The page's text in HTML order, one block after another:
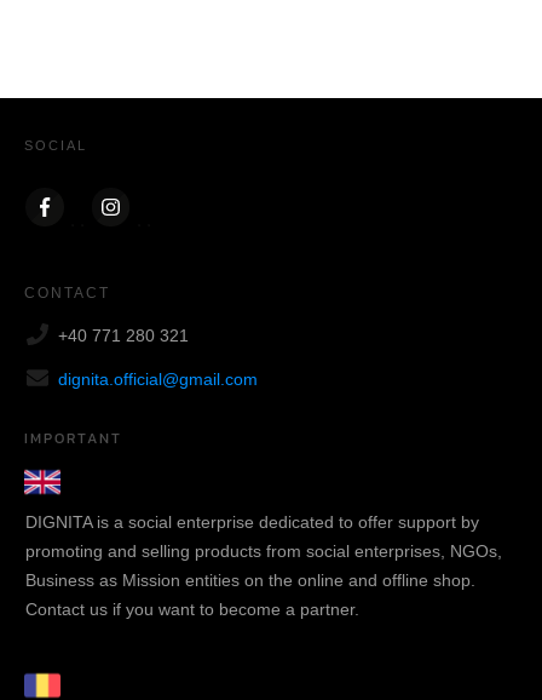
SOCIAL
CONTACT
+40 771 280 321
dignita.official@gmail.com
IMPORTANT
DIGNITA is a social enterprise dedicated to offer support by
promoting and selling products from social enterprises, NGOs,
Business as Mission entities on the online and offline shop.
Contact us if you want to become a partner.